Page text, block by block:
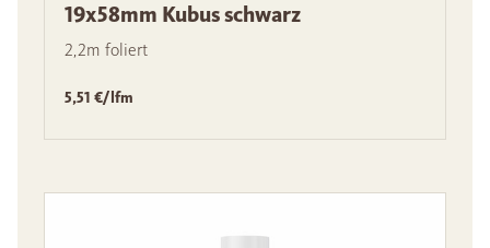
19x58mm Kubus schwarz
2,2m foliert
5,51 €/lfm